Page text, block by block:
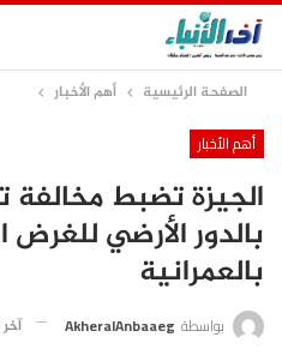
الصفحة الرئيسية أهم الأخبار
أهم الأخبار
الجيزة تضبط
بالدور الأرضي
بالعمرانية
بواسطة AkheralAnbaaeg